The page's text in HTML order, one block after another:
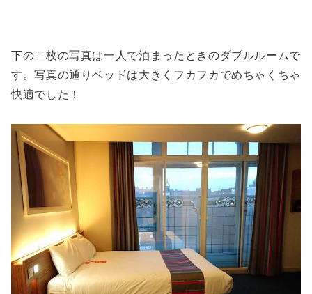
下の二枚の写真は一人で泊まったときのダブルルームで
す。写真の通りベッドは大きくフカフカでめちゃくちゃ
快適でした！